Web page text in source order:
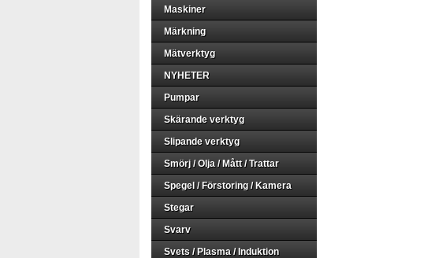
Maskiner
Märkning
Mätverktyg
NYHETER
Pumpar
Skärande verktyg
Slipande verktyg
Smörj / Olja / Mått / Trattar
Spegel / Förstoring / Kamera
Stegar
Svarv
Svets / Plasma / Induktion